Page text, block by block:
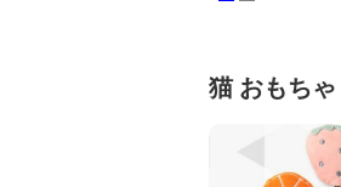
猫 おもちゃ